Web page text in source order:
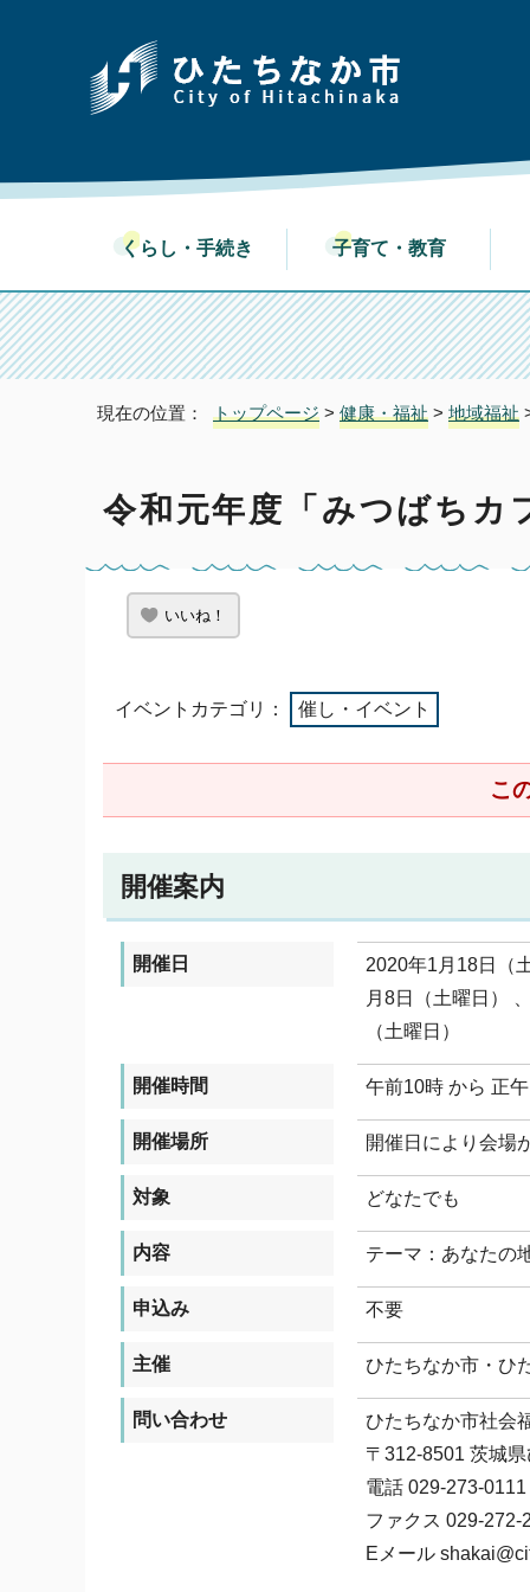
くらし・手続き 子育て・教育
現在の位置： トップページ > 健康・福祉 > 地域福祉
令和元年度「みつばちカ
いいね！
イベントカテゴリ： 催し・イベント
こ
開催案内
開催日
2020年1月18日（
月8日（土曜日）
（土曜日）
開催時間 午前10時 から 正
開催場所 開催日により会場
対象 どなたでも
内容 テーマ：あなたの
申込み 不要
主催 ひたちなか市・ひ
問い合わせ
ひたちなか市社会
〒312-8501 茨城
電話 029-273-
ファクス 029-272-
Eメール